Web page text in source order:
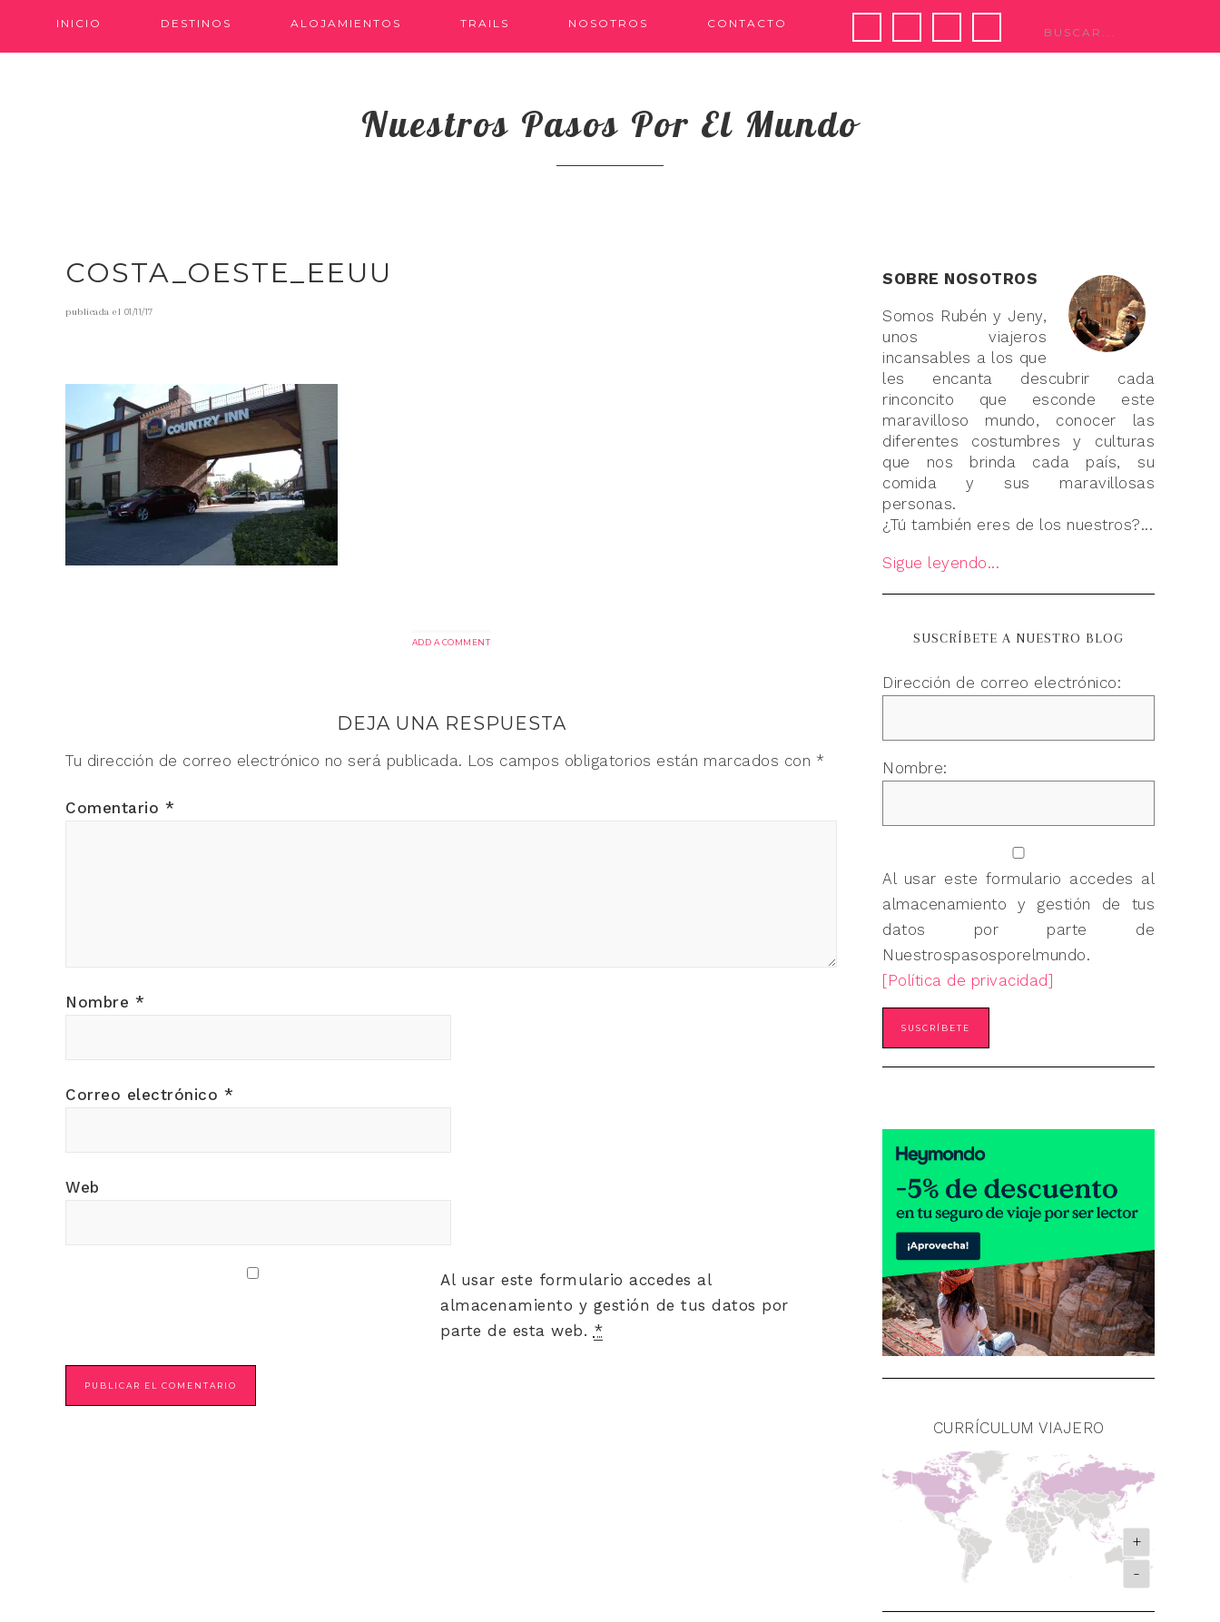
INICIO DESTINOS ALOJAMIENTOS TRAILS NOSOTROS CONTACTO
Nuestros Pasos Por El Mundo
COSTA_OESTE_EEUU
publicada el 01/11/17
ADD A COMMENT
DEJA UNA RESPUESTA
Tu dirección de correo electrónico no será publicada. Los campos obligatorios están marcados con *
Comentario *
Nombre *
Correo electrónico *
Web
Al usar este formulario accedes al
almacenamiento y gestión de tus datos por
parte de esta web. *
SOBRE NOSOTROS
Somos Rubén y Jeny,
unos viajeros
incansables a los que
les encanta descubrir cada
rinconcito que esconde este
maravilloso mundo, conocer las
diferentes costumbres y culturas
que nos brinda cada país, su
comida y sus maravillosas
personas.
¿Tú también eres de los nuestros?...
Sigue leyendo...
SUSCRÍBETE A NUESTRO BLOG
Dirección de correo electrónico:
Nombre:
Al usar este formulario accedes al
almacenamiento y gestión de tus
datos por parte de
Nuestrospasosporelmundo.
[Política de privacidad]
CURRÍCULUM VIAJERO
+
-